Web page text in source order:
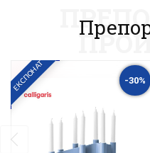
ЕКСПОНАТ -30%